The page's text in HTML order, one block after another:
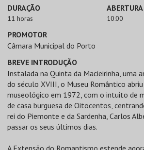
DURAÇÃO
11 horas 10:00
PROMOTOR
Câmara Municipal do Porto
BREVE INTRODUÇÃO
Instalada na Quinta da Macieirinha, uma
do século XVIII, o Museu Romântico
museológico em 1972, com o intuito de
de casa burguesa de Oitocentos,
rei do Piemonte e da Sardenha, Carlos
passar os seus últimos dias.
A Extensão do Romantismo estende